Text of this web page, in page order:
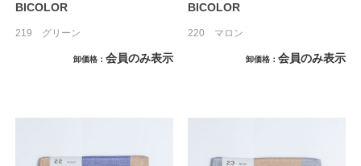
BICOLOR
219 グリーン
卸価格 会員のみ表示
BICOLOR
220 マロン
卸価格 会員のみ表示